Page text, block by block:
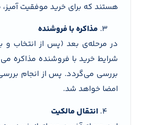
هستند که برای خرید موفقیت آمیز،
مذاکره با فروشنده
در مرحله‌ی بعد (پس از انتخاب و
شرایط خرید با فروشنده مذاکره
بررسی می‌گردد. پس از انجام
امضا خواهد شد.
انتقال مالکیت